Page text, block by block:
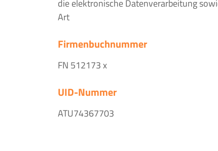
die elektronische Datenverarbeitung
Art
Firmenbuchnummer
FN 512173 x
UID-Nummer
ATU74367703